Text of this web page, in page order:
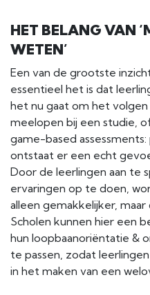
HET BELANG VAN
WETEN’
Een van de grootste
essentieel het is dat
het nu gaat om het
meelopen bij een studie,
game-based
ontstaat er een echt
Door de leerlingen aan te
ervaringen op te doen,
alleen gemakkelijker,
Scholen kunnen hier een
hun loopbaanoriëntatie &
te passen, zodat
in het maken van een